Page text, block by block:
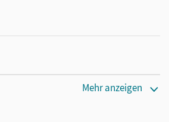
Mehr anzeigen